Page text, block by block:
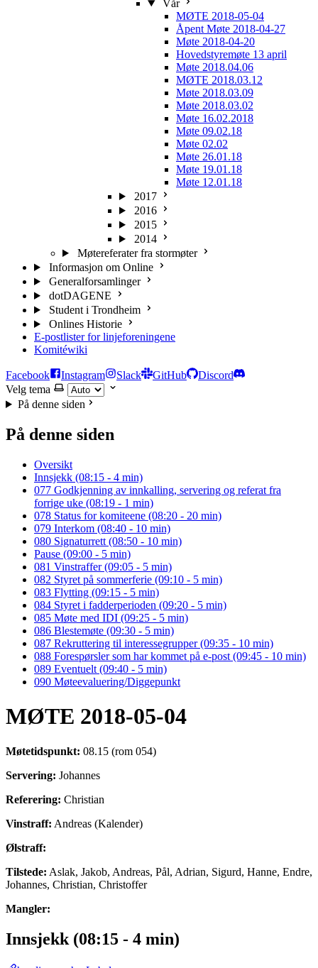
Vår
MØTE 2018-05-04
Åpent Møte 2018-04-27
Møte 2018-04-20
Hovedstyremøte 13 april
Møte 2018.04.06
MØTE 2018.03.12
Møte 2018.03.09
Møte 2018.03.02
Møte 16.02.2018
Møte 09.02.18
Møte 02.02
Møte 26.01.18
Møte 19.01.18
Møte 12.01.18
2017
2016
2015
2014
Møtereferater fra stormøter
Informasjon om Online
Generalforsamlinger
dotDAGENE
Student i Trondheim
Onlines Historie
E-postlister for linjeforeningene
Komitéwiki
Facebook Instagram Slack GitHub
Discord
Velg tema
På denne siden
På denne siden
Oversikt
Innsjekk (08:15 - 4 min)
077 Godkjenning av innkalling, servering og referat fra
forrige uke (08:19 - 1 min)
078 Status for komiteene (08:20 - 20 min)
079 Interkom (08:40 - 10 min)
080 Signaturrett (08:50 - 10 min)
Pause (09:00 - 5 min)
081 Vinstraffer (09:05 - 5 min)
082 Styret på sommerferie (09:10 - 5 min)
083 Flytting (09:15 - 5 min)
084 Styret i fadderperioden (09:20 - 5 min)
085 Møte med IDI (09:25 - 5 min)
086 Blestemøte (09:30 - 5 min)
087 Rekruttering til interessegrupper (09:35 - 10 min)
088 Forespørsler som har kommet på e-post (09:45 - 10 min)
089 Eventuelt (09:40 - 5 min)
090 Møteevaluering/Diggepunkt
MØTE 2018-05-04
Møtetidspunkt: 08.15 (rom 054)
Servering: Johannes
Referering: Christian
Vinstraff: Andreas (Kalender)
Ølstraff:
Tilstede: Aslak, Jakob, Andreas, Pål, Adrian, Sigurd, Hanne, Endre,
Johannes, Christian, Christoffer
Mangler:
Innsjekk (08:15 - 4 min)